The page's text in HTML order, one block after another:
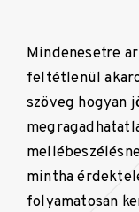
Mindenesetre
feltétlenül
szöveg hogyan
mintha
folyamatosan